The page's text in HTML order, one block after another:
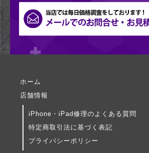
ホーム
店舗情報
iPhone・iPad修理のよくある質問
特定商取引法に基づく表記
プライバシーポリシー